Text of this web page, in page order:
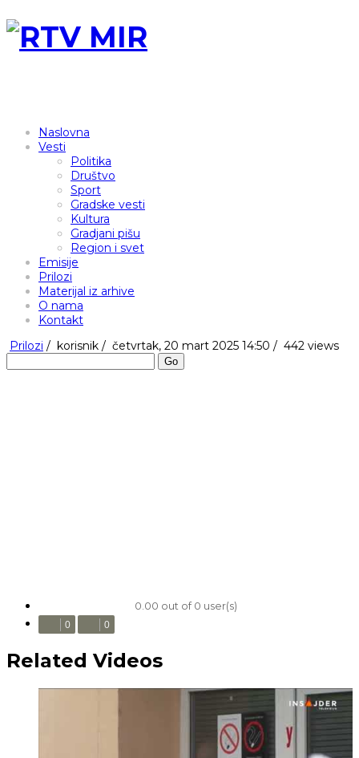
Naslovna
Vesti
Politika
Društvo
Sport
Gradske vesti
Kultura
Gradjani pišu
Region i svet
Emisije
Prilozi
Materijal iz arhive
O nama
Kontakt
Prilozi / korisnik / četvrtak, 20 mart 2025 14:50 / 442 views
Go
0.00 out of 0 user(s)
0 0
Related Videos